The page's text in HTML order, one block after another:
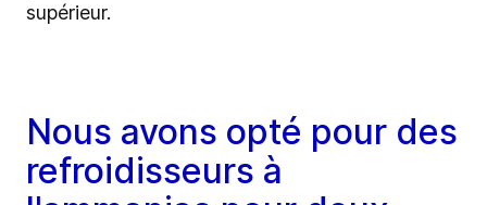
supérieur.
Nous avons opté pour des
refroidisseurs à